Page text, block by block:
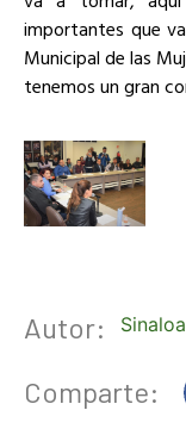
importantes que
Municipal de las
tenemos un gran
Autor:
Comparte: